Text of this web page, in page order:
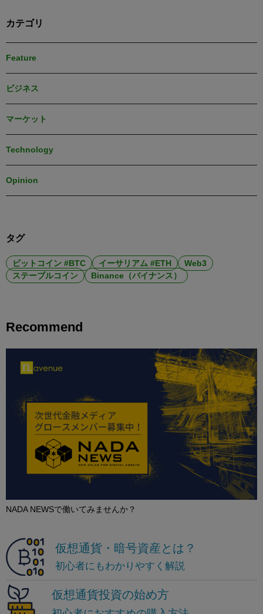
カテゴリ
Feature
ビジネス
マーケット
Technology
Opinion
タグ
ビットコイン #BTC イーサリアム #ETH
Web3
ステーブルコイン
Binance（バイナンス）
Recommend
NADA NEWSで働いてみませんか？